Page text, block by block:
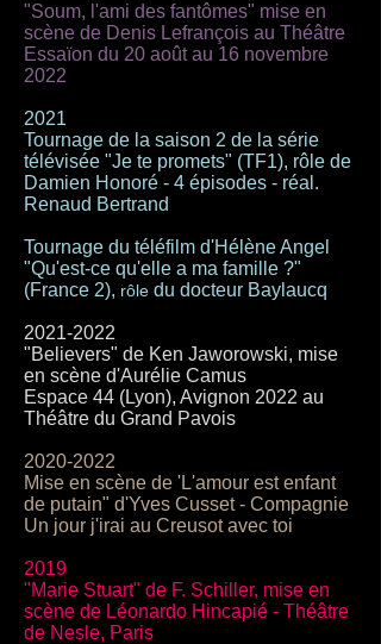
"Soum, l'ami des fantômes" mise en
scène de Denis Lefrançois au Théâtre
Essaïon du 20 août au 16 novembre
2022
2021
Tournage de la saison 2 de la série
télévisée "Je te promets" (TF1), rôle de
Damien Honoré - 4 épisodes - réal.
Renaud Bertrand
Tournage du téléfilm d'Hélène Angel
"Qu'est-ce qu'elle a ma famille ?"
(France 2), rôle du docteur Baylaucq
2021-2022
"Believers" de Ken Jaworowski, mise
en scène d'Aurélie Camus
Espace 44 (Lyon), Avignon 2022 au
Théâtre du Grand Pavois
2020-2022
Mise en scène de 'L'amour est enfant
de putain" d'Yves Cusset - Compagnie
Un jour j'irai au Creusot avec toi
2019
"Marie Stuart" de F. Schiller, mise en
scène de Léonardo Hincapié - Théâtre
de Nesle, Paris